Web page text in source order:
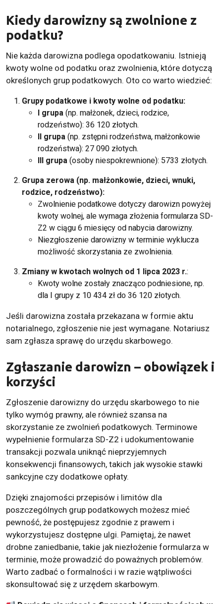
Kiedy darowizny są zwolnione z
podatku?
Nie każda darowizna podlega opodatkowaniu. Istnieją
kwoty wolne od podatku oraz zwolnienia, które dotyczą
określonych grup podatkowych. Oto co warto wiedzieć:
Grupy podatkowe i kwoty wolne od podatku:
I grupa (np. małżonek, dzieci, rodzice,
rodzeństwo): 36 120 złotych.
II grupa (np. zstępni rodzeństwa, małżonkowie
rodzeństwa): 27 090 złotych.
III grupa (osoby niespokrewnione): 5733 złotych.
Grupa zerowa (np. małżonkowie, dzieci, wnuki,
rodzice, rodzeństwo):
Zwolnienie podatkowe dotyczy darowizn powyżej
kwoty wolnej, ale wymaga złożenia formularza SD-
Z2 w ciągu 6 miesięcy od nabycia darowizny.
Niezgłoszenie darowizny w terminie wyklucza
możliwość skorzystania ze zwolnienia.
Zmiany w kwotach wolnych od 1 lipca 2023 r.:
Kwoty wolne zostały znacząco podniesione, np.
dla I grupy z 10 434 zł do 36 120 złotych.
Jeśli darowizna została przekazana w formie aktu
notarialnego, zgłoszenie nie jest wymagane. Notariusz
sam zgłasza sprawę do urzędu skarbowego.
Zgłaszanie darowizn – obowiązek i
korzyści
Zgłoszenie darowizny do urzędu skarbowego to nie
tylko wymóg prawny, ale również szansa na
skorzystanie ze zwolnień podatkowych. Terminowe
wypełnienie formularza SD-Z2 i udokumentowanie
transakcji pozwala uniknąć nieprzyjemnych
konsekwencji finansowych, takich jak wysokie stawki
sankcyjne czy dodatkowe opłaty.
Dzięki znajomości przepisów i limitów dla
poszczególnych grup podatkowych możesz mieć
pewność, że postępujesz zgodnie z prawem i
wykorzystujesz dostępne ulgi. Pamiętaj, że nawet
drobne zaniedbanie, takie jak niezłożenie formularza w
terminie, może prowadzić do poważnych problemów.
Warto zadbać o formalności i w razie wątpliwości
skonsultować się z urzędem skarbowym.